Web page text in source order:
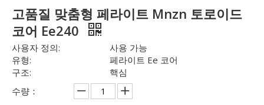
고품질 맞춤형 페라이트 Mnzn 토로이드
코어 Ee240
사용자 정의:
사용 가능
유형:
페라이트 Ee 코어
구조:
핵심
수량：